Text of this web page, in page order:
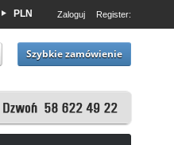
PLN
EUR
USD
Zaloguj Register:
Szybkie zamówienie